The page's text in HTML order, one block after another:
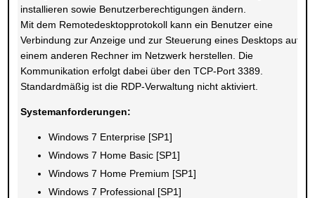
installieren sowie Benutzerberechtigungen ändern.
Mit dem Remotedesktopprotokoll kann ein Benutzer eine
Verbindung zur Anzeige und zur Steuerung eines Desktops auf
einem anderen Rechner im Netzwerk herstellen. Die
Kommunikation erfolgt dabei über den TCP-Port 3389.
Standardmäßig ist die RDP-Verwaltung nicht aktiviert.
Systemanforderungen:
Windows 7 Enterprise [SP1]
Windows 7 Home Basic [SP1]
Windows 7 Home Premium [SP1]
Windows 7 Professional [SP1]